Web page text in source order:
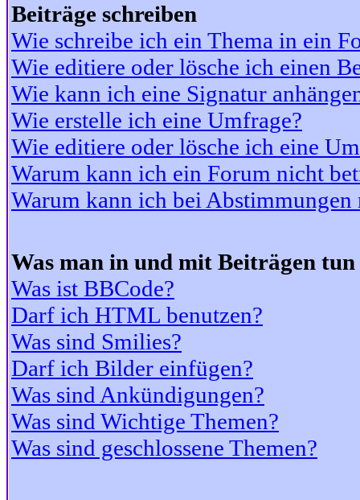
Beiträge schreiben
Wie schreibe ich ein Thema in ein
Wie editiere oder lösche ich einen
Wie kann ich eine Signatur
Wie erstelle ich eine Umfrage?
Wie editiere oder lösche ich eine
Warum kann ich ein Forum nicht
Warum kann ich bei
Was man in und mit Beiträgen
Was ist BBCode?
Darf ich HTML benutzen?
Was sind Smilies?
Darf ich Bilder einfügen?
Was sind Ankündigungen?
Was sind Wichtige Themen?
Was sind geschlossene Themen?